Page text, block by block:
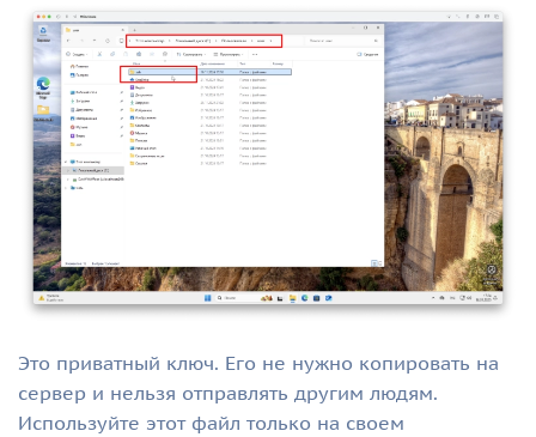
Это приватный ключ. Его не нужно копировать на
сервер и нельзя отправлять другим людям.
Используйте этот файл только на своем